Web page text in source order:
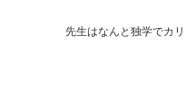
先生はなんと独学でカ